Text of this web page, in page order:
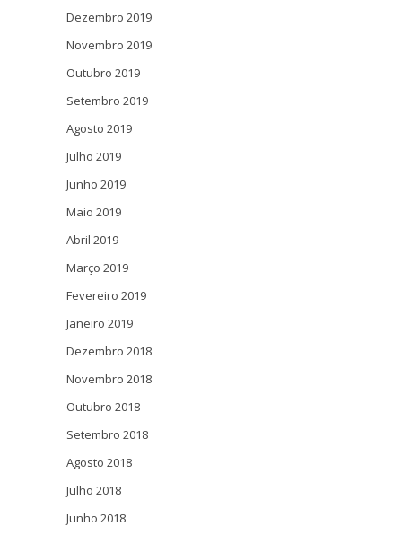
Dezembro 2019
Novembro 2019
Outubro 2019
Setembro 2019
Agosto 2019
Julho 2019
Junho 2019
Maio 2019
Abril 2019
Março 2019
Fevereiro 2019
Janeiro 2019
Dezembro 2018
Novembro 2018
Outubro 2018
Setembro 2018
Agosto 2018
Julho 2018
Junho 2018